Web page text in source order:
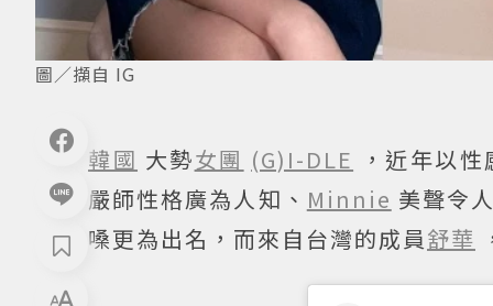
圖／擷自 IG
韓國 大勢女團 (G)I-DLE
，近年以
嚴師性格廣為人知、 Minnie 美聲令
嗓更為出名，而來自台灣的成員舒華